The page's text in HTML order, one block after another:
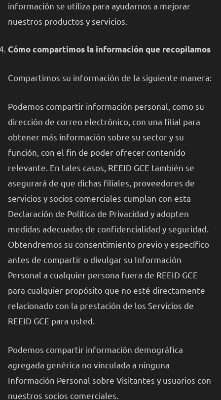
información se utiliza para ayudarnos a mejorar
nuestros productos y servicios.
Cómo compartimos la información que recopilamos
Compartimos su información de la siguiente manera:
Podemos compartir información personal, como su
dirección de correo electrónico, con una filial para
obtener más información sobre su sector y su
función, con el fin de poder ofrecer contenido
relevante. En tales casos, REEID GCE también se
asegurará de que dichas filiales, proveedores de
servicios y socios comerciales cumplan con esta
Declaración de Política de Privacidad y adopten
medidas adecuadas de confidencialidad y seguridad.
Obtendremos su consentimiento previo y específico
antes de compartir o divulgar su Información
Personal a cualquier persona fuera de REEID GCE
para cualquier propósito que no esté directamente
relacionado con la prestación de los Servicios de
REEID GCE para usted.
Podemos compartir información demográfica
agregada genérica no vinculada a ninguna
Información Personal sobre Visitantes y usuarios con
nuestros socios comerciales.